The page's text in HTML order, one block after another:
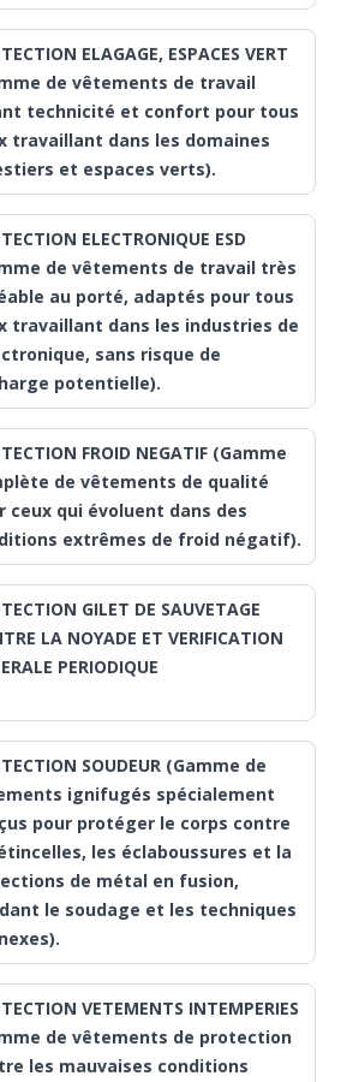
ELAGAGE, ESPACES VERT
de vêtements de travail
technicité et confort pour tous
travaillant dans les domaines
et espaces verts).
ELECTRONIQUE ESD
de vêtements de travail très
au porté, adaptés pour tous
travaillant dans les industries de
sans risque de
potentielle).
FROID NEGATIF (Gamme
de vêtements de qualité
ceux qui évoluent dans des
extrêmes de froid négatif).
GILET DE SAUVETAGE
LA NOYADE ET VERIFICATION
PERIODIQUE
SOUDEUR (Gamme de
ignifugés spécialement
pour protéger le corps contre
les éclaboussures et la
de métal en fusion,
le soudage et les techniques
VETEMENTS INTEMPERIES
de vêtements de protection
les mauvaises conditions